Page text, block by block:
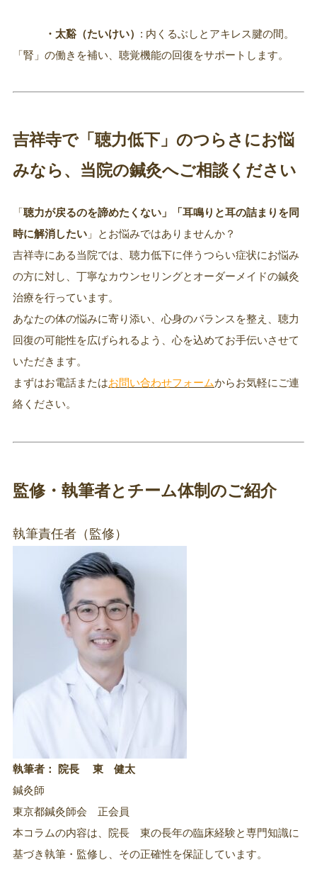
・太谿（たいけい） : 内くるぶしとアキレス腱の間。
「腎」の働きを補い、聴覚機能の回復をサポートします。
吉祥寺で「聴力低下」のつらさにお悩
みなら、当院の鍼灸へご相談ください
「聴力が戻るのを諦めたくない」「耳鳴りと耳の詰まりを同
時に解消したい 」とお悩みではありませんか？
吉祥寺にある当院では、聴力低下に伴うつらい症状にお悩み
の方に対し、丁寧なカウンセリングとオーダーメイドの鍼灸
治療を行っています。
あなたの体の悩みに寄り添い、心身のバランスを整え、聴力
回復の可能性を広げられるよう、心を込めてお手伝いさせて
いただきます。
まずはお電話またはお問い合わせフォームからお気軽にご連
絡ください。
監修・執筆者とチーム体制のご紹介
執筆責任者（監修）
執筆者： 院長 東 健太
鍼灸師
東京都鍼灸師会 正会員
本コラムの内容は、院長 東の長年の臨床経験と専門知識に
基づき執筆・監修し、その正確性を保証しています。